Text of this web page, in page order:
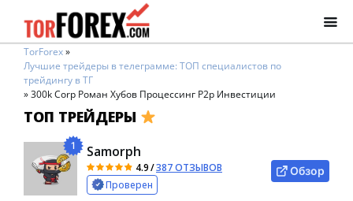
TorForex»
Лучшие трейдеры в телеграмме: ТОП специалистов по
трейдингу в ТГ
»300k Corp Роман Хубов Процессинг P2p Инвестиции
ТОП ТРЕЙДЕРЫ
1 Samorph
4.9/387 ОТЗЫВОВ
Проверен
Обзор